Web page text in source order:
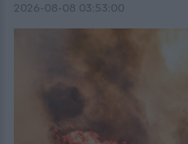
2026-08-08 03:53:00